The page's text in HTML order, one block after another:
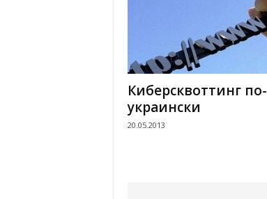
Киберсквоттинг по-
украински
20.05.2013